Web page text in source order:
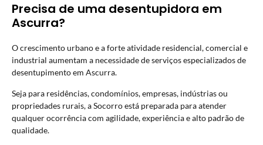
Precisa de uma desentupidora em
Ascurra?
O crescimento urbano e a forte atividade residencial, comercial e
industrial aumentam a necessidade de serviços especializados de
desentupimento em Ascurra.
Seja para residências, condomínios, empresas, indústrias ou
propriedades rurais, a Socorro está preparada para atender
qualquer ocorrência com agilidade, experiência e alto padrão de
qualidade.